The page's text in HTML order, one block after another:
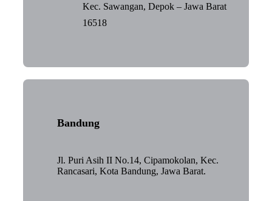
Kec. Sawangan, Depok – Jawa Barat
16518
Bandung
Jl. Puri Asih II No.14, Cipamokolan, Kec.
Rancasari, Kota Bandung, Jawa Barat.